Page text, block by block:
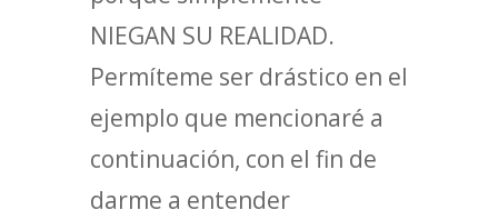
NIEGAN SU REALIDAD.
Permíteme ser drástico en el
ejemplo que mencionaré a
continuación, con el fin de
darme a entender